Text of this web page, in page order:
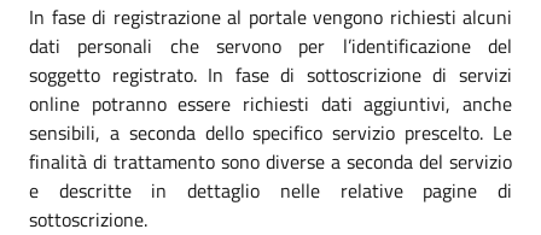
In fase di registrazione al portale vengono richiesti alcuni
dati personali che servono per l’identificazione del
soggetto registrato. In fase di sottoscrizione di servizi
online potranno essere richiesti dati aggiuntivi, anche
sensibili, a seconda dello specifico servizio prescelto. Le
finalità di trattamento sono diverse a seconda del servizio
e descritte in dettaglio nelle relative pagine di
sottoscrizione.